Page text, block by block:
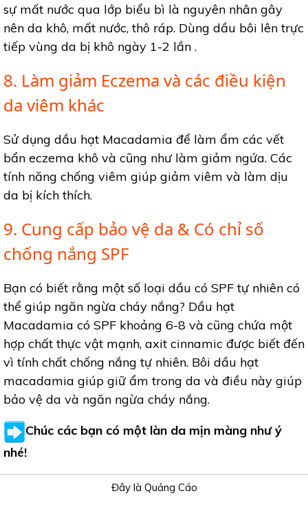
sự mất nước qua lớp biểu bì là nguyên nhân gây
nên da khô, mất nước, thô ráp. Dùng dầu bôi lên trực
tiếp vùng da bị khô ngày 1-2 lần .
8. Làm giảm Eczema và các điều kiện
da viêm khác
Sử dụng dầu hạt Macadamia để làm ẩm các vết
bẩn eczema khô và cũng như làm giảm ngứa. Các
tính năng chống viêm giúp giảm viêm và làm dịu
da bị kích thích.
9. Cung cấp bảo vệ da & Có chỉ số
chống nắng SPF
Bạn có biết rằng một số loại dầu có SPF tự nhiên có
thể giúp ngăn ngừa cháy nắng? Dầu hạt
Macadamia có SPF khoảng 6-8 và cũng chứa một
hợp chất thực vật mạnh, axit cinnamic được biết đến
vì tính chất chống nắng tự nhiên. Bôi dầu hạt
macadamia giúp giữ ẩm trong da và điều này giúp
bảo vệ da và ngăn ngừa cháy nắng.
Chúc các bạn có một làn da mịn màng như ý
nhé!
Đây là Quảng Cáo